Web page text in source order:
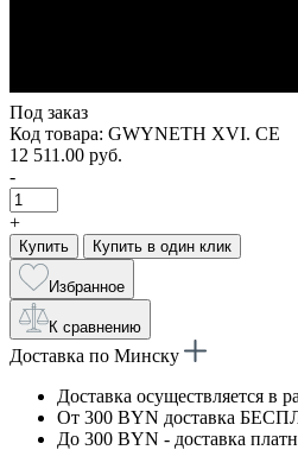
Под заказ
Код товара: GWYNETH XVI. CE
12 511.00 руб.
-
+
Купить Купить в один клик
Избранное
К сравнению
Доставка по Минску
Доставка осуществляется в
От 300 BYN доставка
До 300 BYN - доставка